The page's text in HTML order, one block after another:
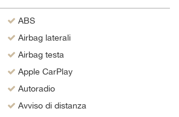
ABS
Airbag laterali
Airbag testa
Apple CarPlay
Autoradio
Avviso di distanza